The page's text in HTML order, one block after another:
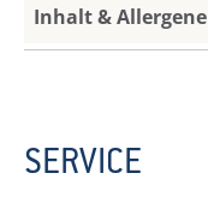
Inhalt & Allergene
SERVICE